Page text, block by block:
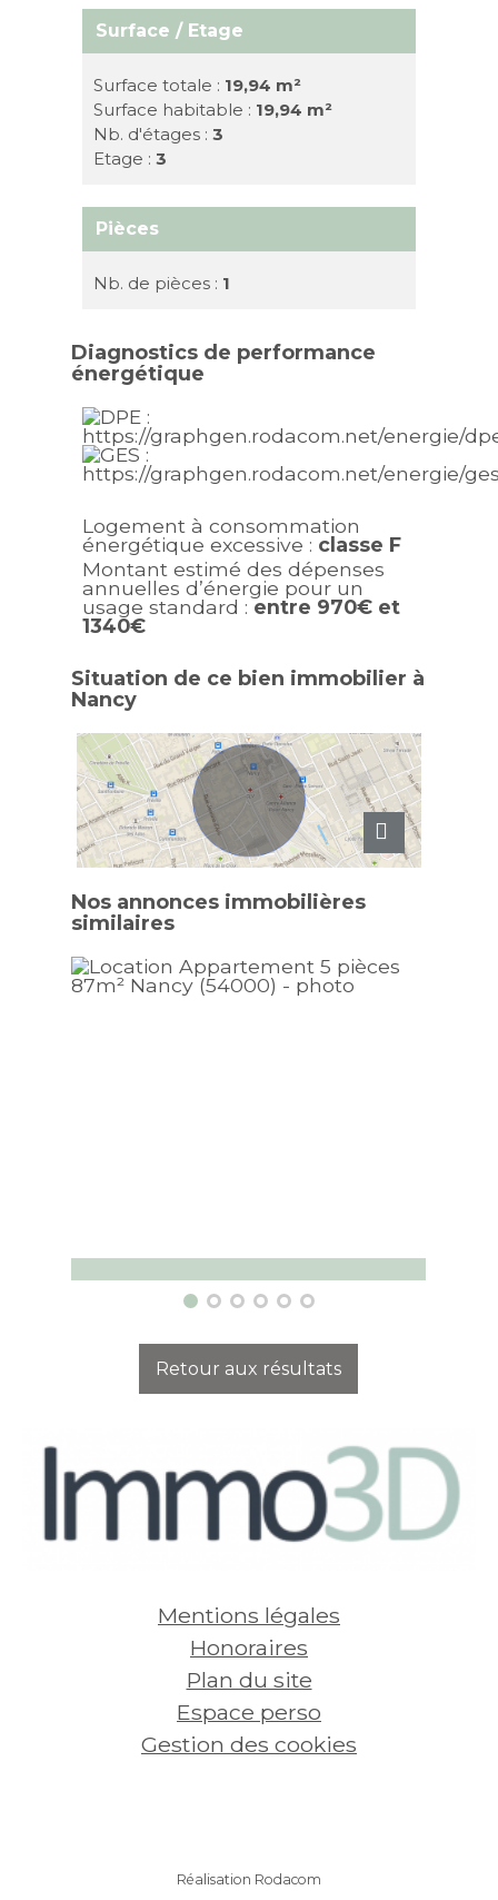
Surface / Etage
Surface totale : 19,94 m²
Surface habitable : 19,94 m²
Nb. d'étages :3
Etage :3
Pièces
Nb. de pièces : 1
Diagnostics de performance
énergétique
Logement à consommation
énergétique excessive : classe F
Montant estimé des dépenses
annuelles d’énergie pour un
usage standard : entre 970€ et
1340€
Situation de ce bien immobilier à
Nancy
Nos annonces immobilières
similaires
Appartement Nancy
5 pièces - 87 m² - 1 chambre
Retour aux résultats
Mentions légales
Honoraires
Plan du site
Espace perso
Gestion des cookies
Réalisation Rodacom